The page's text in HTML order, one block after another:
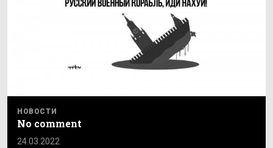
НОВОСТИ
No comment
24.03.2022